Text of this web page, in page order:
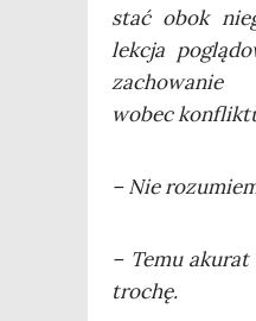
stać obok
lek­cja
wobec
– Nie
– Temu
trochę.